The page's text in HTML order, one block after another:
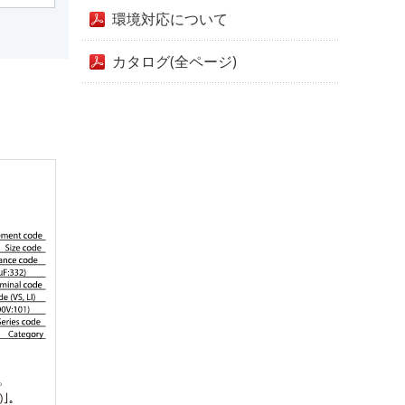
環境対応について
カタログ(全ページ)